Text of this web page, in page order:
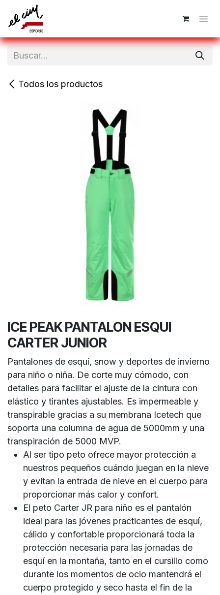
Ir al contenido
Todos los productos
ICE PEAK PANTALON ESQUI
CARTER JUNIOR
Pantalones de esquí, snow y deportes de invierno
para niño o niña. De corte muy cómodo, con
detalles para facilitar el ajuste de la cintura con
elástico y tirantes ajustables. Es impermeable y
transpirable gracias a su membrana Icetech que
soporta una columna de agua de 5000mm y una
transpiración de 5000 MVP.
Al ser tipo peto ofrece mayor protección a
nuestros pequeños cuándo juegan en la nieve
y evitan la entrada de nieve en el cuerpo para
proporcionar más calor y confort.
El peto Carter JR para niño es el pantalón
ideal para las jóvenes practicantes de esquí,
cálido y confortable proporcionará toda la
protección necesaria para las jornadas de
esquí en la montaña, tanto en el cursillo como
durante los momentos de ocio mantendrá el
cuerpo protegido y seco hasta el fin de la